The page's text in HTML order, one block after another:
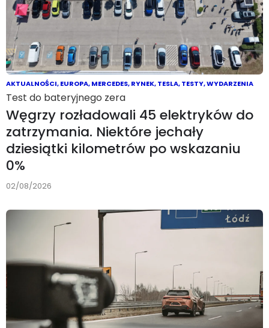
AKTUALNOŚCI,EUROPA,MERCEDES,RYNEK,TESLA,TESTY,WYDARZENIA
Test do bateryjnego zera
Węgrzy rozładowali 45 elektryków do
zatrzymania. Niektóre jechały
dziesiątki kilometrów po wskazaniu
0%
02/08/2026